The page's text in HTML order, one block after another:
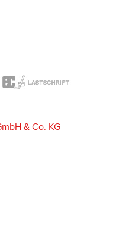
& Co. KG